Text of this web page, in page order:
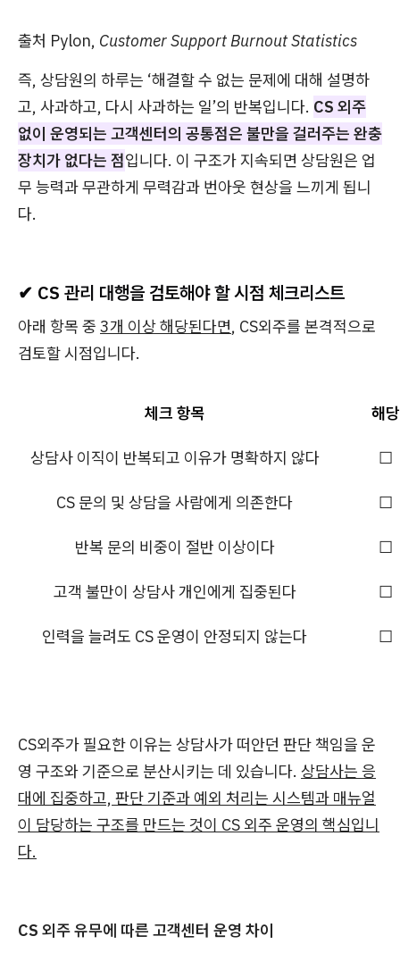
출처 Pylon, Customer Support Burnout Statistics
즉, 상담원의 하루는 ‘해결할 수 없는 문제에 대해 설명하
고, 사과하고, 다시 사과하는 일’의 반복입니다. CS 외주
없이 운영되는 고객센터의 공통점은 불만을 걸러주는 완충
장치가 없다는 점입니다. 이 구조가 지속되면 상담원은 업
무 능력과 무관하게 무력감과 번아웃 현상을 느끼게 됩니
다.
✔ CS 관리 대행을 검토해야 할 시점 체크리스트
아래 항목 중 3개 이상 해당된다면, CS외주를 본격적으로
검토할 시점입니다.
체크 항목 해당
상담사 이직이 반복되고 이유가 명확하지 않다 ☐
CS 문의 및 상담을 사람에게 의존한다 ☐
반복 문의 비중이 절반 이상이다 ☐
고객 불만이 상담사 개인에게 집중된다 ☐
인력을 늘려도 CS 운영이 안정되지 않는다 ☐
CS외주가 필요한 이유는 상담사가 떠안던 판단 책임을 운
영 구조와 기준으로 분산시키는 데 있습니다. 상담사는 응
대에 집중하고, 판단 기준과 예외 처리는 시스템과 매뉴얼
이 담당하는 구조를 만드는 것이 CS 외주 운영의 핵심입니
다.
CS 외주 유무에 따른 고객센터 운영 차이